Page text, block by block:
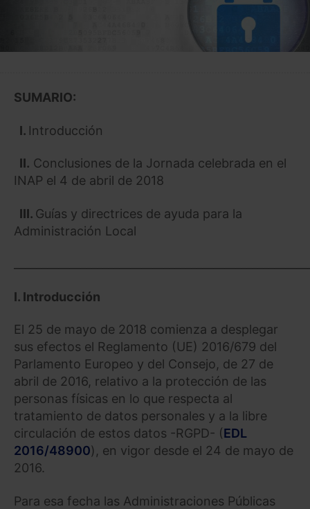
SUMARIO:
I. Introducción
II. Conclusiones de la Jornada celebrada en el
INAP el 4 de abril de 2018
III. Guías y directrices de ayuda para la
Administración Local
I. Introducción
El 25 de mayo de 2018 comienza a desplegar
sus efectos el Reglamento (UE) 2016/679 del
Parlamento Europeo y del Consejo, de 27 de
abril de 2016, relativo a la protección de las
personas físicas en lo que respecta al
tratamiento de datos personales y a la libre
circulación de estos datos -RGPD- (EDL
2016/48900), en vigor desde el 24 de mayo de
2016.
Para esa fecha las Administraciones Públicas